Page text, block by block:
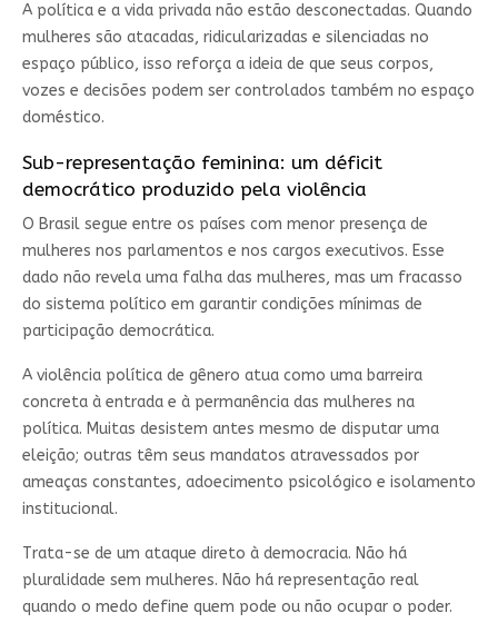
A política e a vida privada não estão desconectadas. Quando
mulheres são atacadas, ridicularizadas e silenciadas no
espaço público, isso reforça a ideia de que seus corpos,
vozes e decisões podem ser controlados também no espaço
doméstico.
Sub-representação feminina: um déficit
democrático produzido pela violência
O Brasil segue entre os países com menor presença de
mulheres nos parlamentos e nos cargos executivos. Esse
dado não revela uma falha das mulheres, mas um fracasso
do sistema político em garantir condições mínimas de
participação democrática.
A violência política de gênero atua como uma barreira
concreta à entrada e à permanência das mulheres na
política. Muitas desistem antes mesmo de disputar uma
eleição; outras têm seus mandatos atravessados por
ameaças constantes, adoecimento psicológico e isolamento
institucional.
Trata-se de um ataque direto à democracia. Não há
pluralidade sem mulheres. Não há representação real
quando o medo define quem pode ou não ocupar o poder.